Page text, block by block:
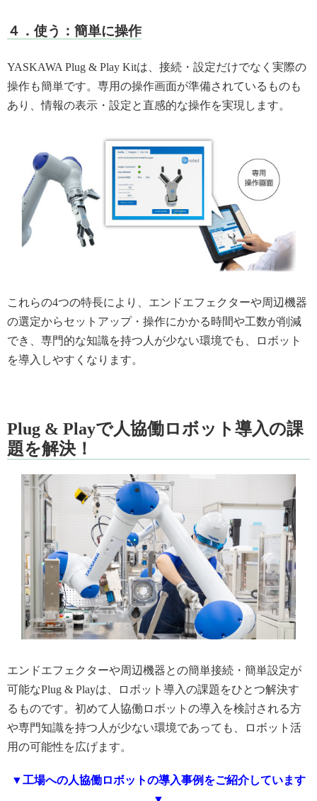
４．使う：簡単に操作
YASKAWA Plug & Play Kitは、接続・設定だけでなく実際の
操作も簡単です。専用の操作画面が準備されているものも
あり、情報の表示・設定と直感的な操作を実現します。
これらの4つの特長により、エンドエフェクターや周辺機器
の選定からセットアップ・操作にかかる時間や工数が削減
でき、専門的な知識を持つ人が少ない環境でも、ロボット
を導入しやすくなります。
Plug & Playで人協働ロボット導入の課
題を解決！
エンドエフェクターや周辺機器との簡単接続・簡単設定が
可能なPlug & Playは、ロボット導入の課題をひとつ解決す
るものです。初めて人協働ロボットの導入を検討される方
や専門知識を持つ人が少ない環境であっても、ロボット活
用の可能性を広げます。
▼工場への人協働ロボットの導入事例をご紹介しています